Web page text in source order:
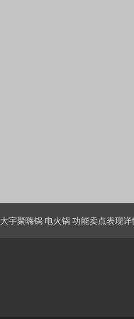
大宇聚嗨锅 电火锅 功能卖点表现